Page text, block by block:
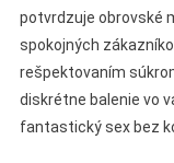
potvrdzuje obrovské
spokojných
rešpektovaním
diskrétne balenie vo
fantastický sex bez